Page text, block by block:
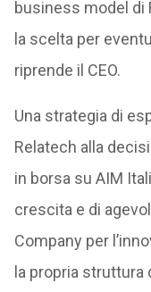
business model di
la scelta per
riprende il CEO.
Una strategia di
Relatech alla
in borsa su AIM
crescita e di
Company per
la propria struttura